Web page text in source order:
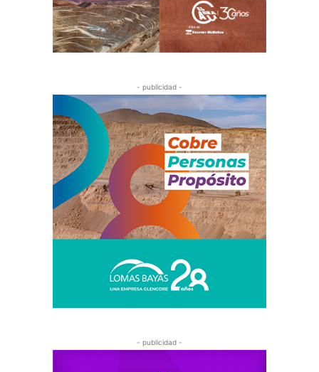
- publicidad -
- publicidad -